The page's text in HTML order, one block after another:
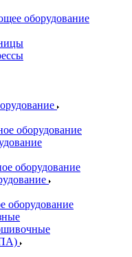
оборудование
оборудование
оборудование
оборудование